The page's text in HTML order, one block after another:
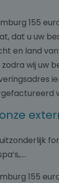
155
dat u uw
en land
wij uw
155